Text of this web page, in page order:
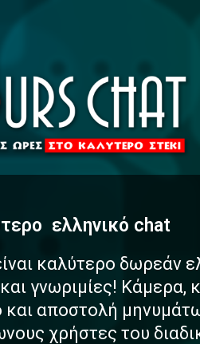
α σ ελληνικό chat
καλύτερο δωρεάν
γνωριμίες! Κάμερα,
αποστολή
χρήστες του